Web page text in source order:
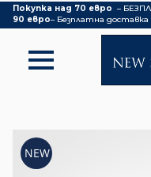
Покупка над 70 евро –
90 евро– Безплатна
NEW